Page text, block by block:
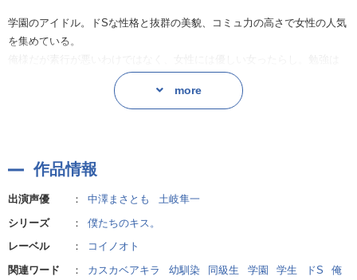
モテ対決の名残もなく続く2人の唇の奪い合いは、だんだんエスカレー
ト！
惑わす発言を邪魔するように、深くて長いキスをする千晶。
誰もいない空き教室では、お互い余裕もなくなるほどキスの嵐…！！！
終わりゆく勝負にさみしさを覚える2人。
ずっと前から同じ形だった2人の想いは、遠回りして通じ合います。
「じゃあ、もう一回しよう？長くて、丁寧で、とろけるようなや
つ…。」
学園のアイドル。ドSな性格と抜群の美貌、コミュ力の高さで女性の人気
を集めている。
俺様だが素行が悪いわけではなく、女性には優しい女ったらし。勉強は
苦手。運動神経はいい。
霜とは幼稚園からの幼なじみ。
15歳。高校一年生。
学園のアイドル。
王子様のような穏やかな見た目で、実は黒いところがギャップ萌えで女
性に人気。
勉強は得意。運動神経は苦手。試験では常にトップをキープ。
more
作品情報
出演声優 ： 中澤まさとも
土岐隼一
シリーズ
：
僕たちのキス。
レーベル
：
コイノオト
関連ワード
： カスカベアキラ 幼馴染 同級生 学園 学生 ドS
俺